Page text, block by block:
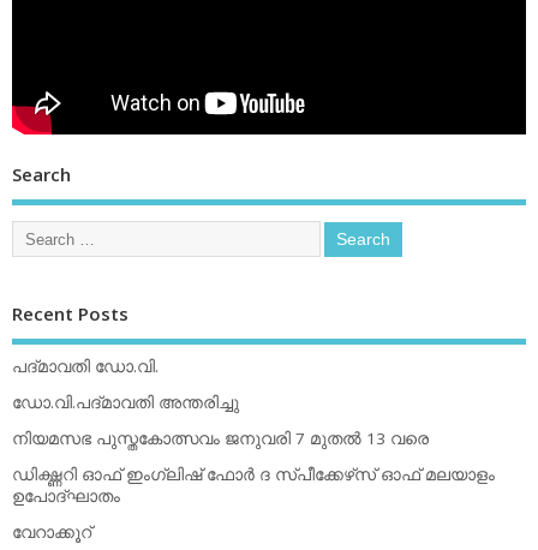
Search
Recent Posts
പദ്മാവതി ഡോ.വി.
ഡോ.വി.പദ്മാവതി അന്തരിച്ചു
നിയമസഭ പുസ്തകോത്സവം ജനുവരി 7 മുതല്‍ 13 വരെ
ഡിക്ഷ്ണറി ഓഫ് ഇംഗ്ലിഷ് ഫോര്‍ ദ സ്പീക്കേഴ്‌സ് ഓഫ് മലയാളം
ഉപോദ്ഘാതം
വേറാക്കൂറ്